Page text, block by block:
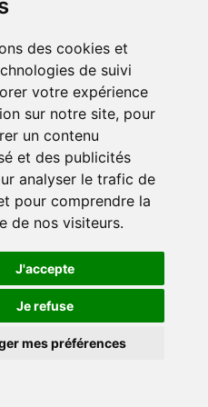
des cookies et
de suivi
votre expérience
sur notre site, pour
un contenu
et des publicités
analyser le trafic de
pour comprendre la
de nos visiteurs.
J'accepte
Je refuse
mes préférences